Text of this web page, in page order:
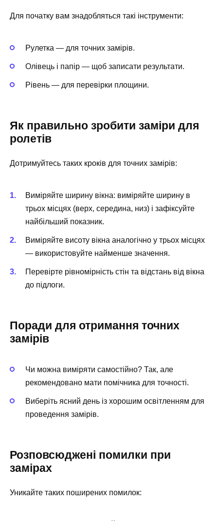
Для початку вам знадобляться такі інструменти:
Рулетка — для точних замірів.
Олівець і папір — щоб записати результати.
Рівень — для перевірки площини.
Як правильно зробити заміри для
ролетів
Дотримуйтесь таких кроків для точних замірів:
Виміряйте ширину вікна: виміряйте ширину в
трьох місцях (верх, середина, низ) і зафіксуйте
найбільший показник.
Виміряйте висоту вікна аналогічно у трьох місцях
— використовуйте найменше значення.
Перевірте рівномірність стін та відстань від вікна
до підлоги.
Поради для отримання точних
замірів
Чи можна виміряти самостійно? Так, але
рекомендовано мати помічника для точності.
Виберіть ясний день із хорошим освітленням для
проведення замірів.
Розповсюджені помилки при
замірах
Уникайте таких поширених помилок: